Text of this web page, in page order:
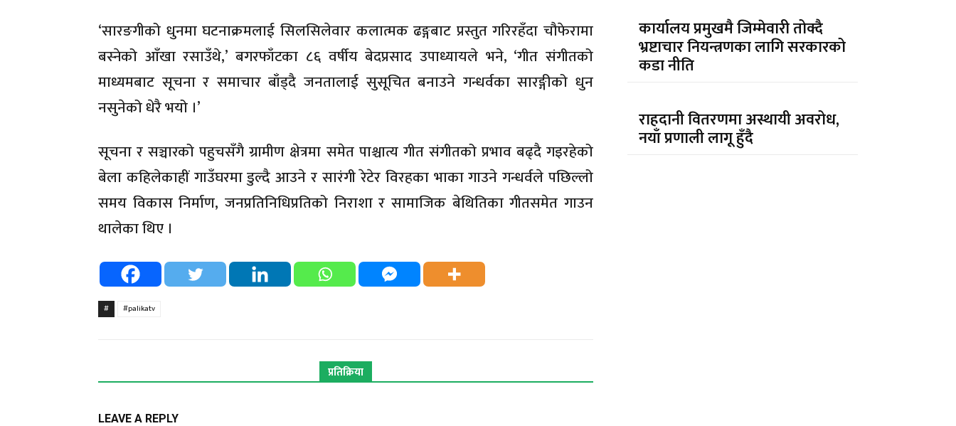
‘सारङगीको धुनमा घटनाक्रमलाई सिलसिलेवार कलात्मक ढङ्गबाट प्रस्तुत गरिरहँदा चौफेरामा
बस्नेको आँखा रसाउँथे,’ बगरफाँटका ८६ वर्षीय बेदप्रसाद उपाध्यायले भने, ‘गीत संगीतको
माध्यमबाट सूचना र समाचार बाँड्दै जनतालाई सुसूचित बनाउने गन्धर्वका सारङ्गीको धुन
नसुनेको धेरै भयो ।’
सूचना र सञ्चारको पहुचसँगै ग्रामीण क्षेत्रमा समेत पाश्चात्य गीत संगीतको प्रभाव बढ्दै गइरहेको
बेला कहिलेकाहीं गाउँघरमा डुल्दै आउने र सारंगी रेटेर विरहका भाका गाउने गन्धर्वले पछिल्लो
समय विकास निर्माण, जनप्रतिनिधिप्रतिको निराशा र सामाजिक बेथितिका गीतसमेत गाउन
थालेका थिए ।
# #palikatv
प्रतिक्रिया
LEAVE A REPLY
कार्यालय प्रमुखमै जिम्मेवारी तोक्दै
भ्रष्टाचार नियन्त्रणका लागि सरकारको
कडा नीति
राहदानी वितरणमा अस्थायी अवरोध,
नयाँ प्रणाली लागू हुँदै